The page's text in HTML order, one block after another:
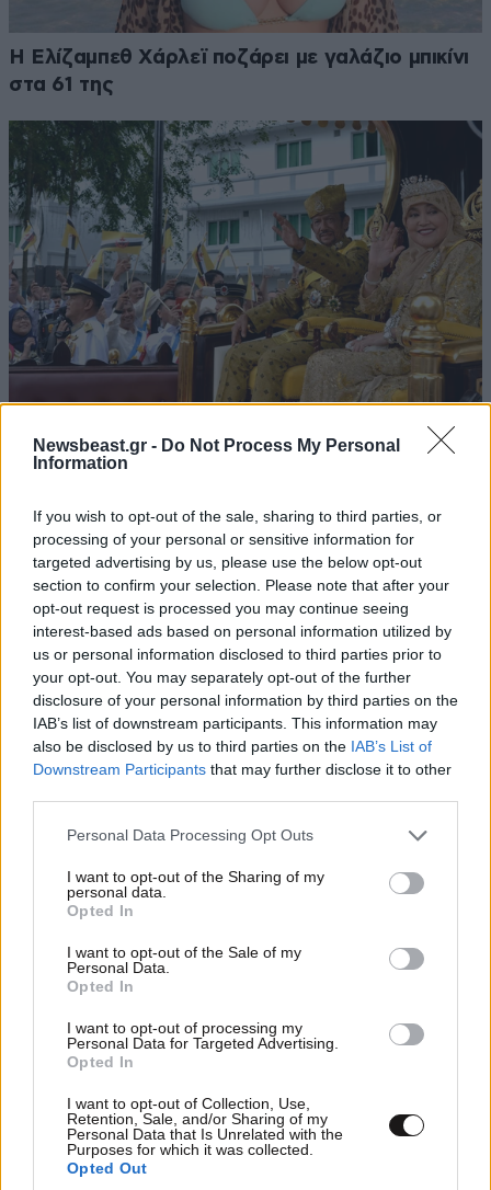
Newsbeast.gr - Do Not Process My Personal
Information
If you wish to opt-out of the sale, sharing to third parties, or
processing of your personal or sensitive information for
targeted advertising by us, please use the below opt-out
section to confirm your selection. Please note that after your
opt-out request is processed you may continue seeing
interest-based ads based on personal information utilized by
us or personal information disclosed to third parties prior to
your opt-out. You may separately opt-out of the further
disclosure of your personal information by third parties on the
IAB’s list of downstream participants. This information may
also be disclosed by us to third parties on the IAB’s List of
Downstream Participants that may further disclose it to other
Please note that this website/app uses one or more Google
not limited to your visit or usage behaviour. You may click to
grant or deny consent to Google and its third-party tags to
use your data for below specified purposes in below Google
consent section.
Personal Data Processing Opt Outs
I want to opt-out of the Sharing of my
personal data.
Opted In
I want to opt-out of the Sale of my
Personal Data.
Opted In
I want to opt-out of processing my
Personal Data for Targeted Advertising.
Opted In
I want to opt-out of Collection, Use,
Retention, Sale, and/or Sharing of my
Personal Data that Is Unrelated with the
Purposes for which it was collected.
Opted Out
Η Ελίζαμπεθ Χάρλεϊ ποζάρει με γαλάζιο μπικίνι
στα 61 της
Κρίση στο Μπρουνέι: Ο σουλτάνος αφαίρεσε
εξήγηση
NEWSBEAST
Google News
και μάθετε πρώτοι όλες τις ειδήσεις
ΣΧΌΛΙΑ ΑΝΑΓΝΩΣΤΏΝ